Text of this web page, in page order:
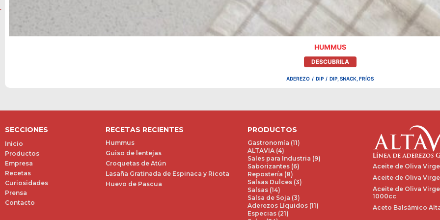
HUMMUS
DESCUBRILA
ADEREZO / DIP / DIP, SNACK, FRÍOS
SECCIONES
Inicio
Productos
Empresa
Recetas
Curiosidades
Prensa
Contacto
RECETAS RECIENTES
Hummus
Guiso de lentejas
Croquetas de Atún
Lasaña Gratinada de Espinaca y Ricota
Huevo de Pascua
PRODUCTOS
Gastronomía (11)
ALTAVIA (4)
Sales para Industria (9)
Saborizantes (6)
Repostería (8)
Salsas Dulces (3)
Salsas (14)
Salsa de Soja (3)
Aderezos Líquidos (11)
Especias (21)
Aceite de Oliva
Aceite de Oliva
Aceite de Oliva
1000cc
Aceto Balsámico